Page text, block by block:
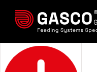
contenuto